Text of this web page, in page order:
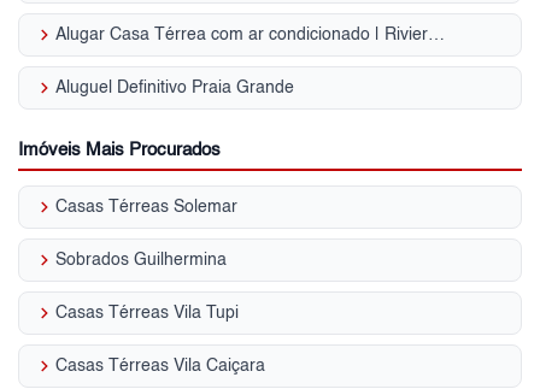
keyboard_arrow_right Alugar Casa Térrea com ar condicionado | Riviera de São Lourenço
keyboard_arrow_right Aluguel Definitivo Praia Grande
Imóveis Mais Procurados
keyboard_arrow_right Casas Térreas Solemar
keyboard_arrow_right Sobrados Guilhermina
keyboard_arrow_right Casas Térreas Vila Tupi
keyboard_arrow_right Casas Térreas Vila Caiçara